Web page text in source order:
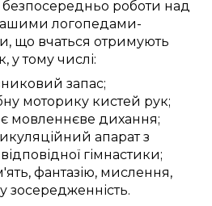
безпосередньо роботи над
логопедами-
що вчаться отримують
у тому числі:
запас;
моторику кистей рук;
мовленнєве дихання;
апарат з
відповідної гімнастики;
фантазію, мислення,
зосередженність.